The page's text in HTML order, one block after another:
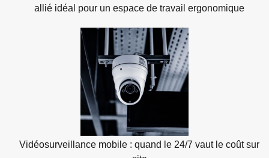
allié idéal pour un espace de travail ergonomique
Vidéosurveillance mobile : quand le 24/7 vaut le coût sur